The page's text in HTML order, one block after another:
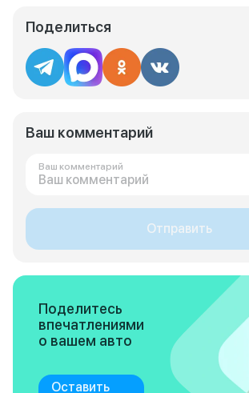
Поделиться
Ваш комментарий
Ваш комментарий
Отправить
Поделитесь
впечатлениями
о вашем авто
Оставить